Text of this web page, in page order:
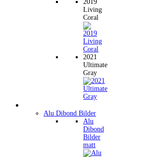
2019
Living
Coral
2021
Ultimate
Gray
Alu Dibond Bilder
Alu
Dibond
Bilder
matt